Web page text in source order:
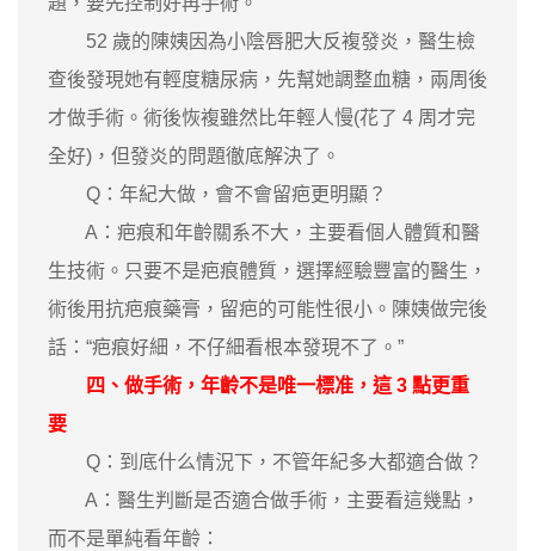
52 歲的陳姨因為小陰唇肥大反複發炎，醫生檢
查後發現她有輕度糖尿病，先幫她調整血糖，兩周後
才做手術。術後恢複雖然比年輕人慢(花了 4 周才完
全好)，但發炎的問題徹底解決了。
Q：年紀大做，會不會留疤更明顯？
A：疤痕和年齡關系不大，主要看個人體質和醫
生技術。只要不是疤痕體質，選擇經驗豐富的醫生，
術後用抗疤痕藥膏，留疤的可能性很小。陳姨做完後
話：“疤痕好細，不仔細看根本發現不了。”
四、做手術，年齡不是唯一標准，這 3 點更重
要
Q：到底什么情況下，不管年紀多大都適合做？
A：醫生判斷是否適合做手術，主要看這幾點，
而不是單純看年齡：